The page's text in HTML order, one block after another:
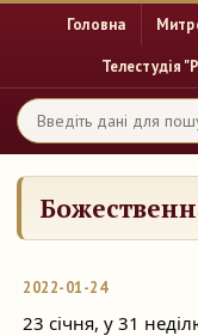
Головна
Телестудія
2022-01-24
23 січня, у 31